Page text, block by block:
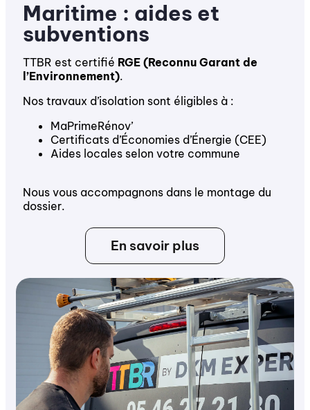
Maritime : aides et
subventions
TTBR est certifié RGE (Reconnu Garant de
l’Environnement).
Nos travaux d’isolation sont éligibles à :
MaPrimeRénov’
Certificats d’Économies d’Énergie (CEE)
Aides locales selon votre commune
Nous vous accompagnons dans le montage du
dossier.
En savoir plus